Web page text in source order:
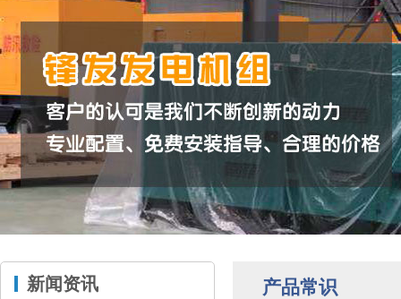
新闻资讯 产品常识